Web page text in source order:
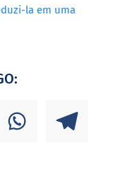
la em uma